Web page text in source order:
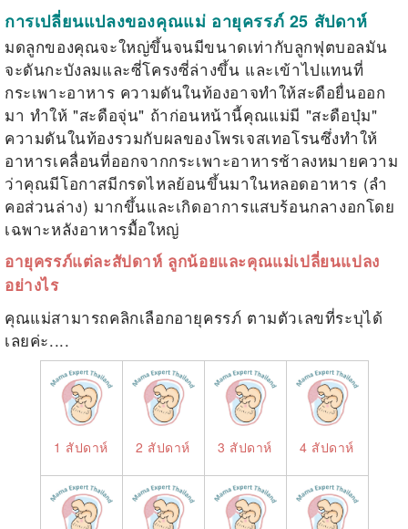
การเปลี่ยนแปลงของคุณแม่ อายุครรภ์ 25 สัปดาห์
มดลูกของคุณจะใหญ่ขึ้นจนมีขนาดเท่ากับลูกฟุตบอลมัน
จะดันกะบังลมและซี่โครงซี่ล่างขึ้น และเข้าไปแทนที่
กระเพาะอาหาร ความดันในท้องอาจทำให้สะดือยื่นออก
มา ทำให้ "สะดือจุ่น" ถ้าก่อนหน้านี้คุณแม่มี "สะดือบุ๋ม"
ความดันในท้องรวมกับผลของโพรเจสเทอโรนซึ่งทำให้
อาหารเคลื่อนที่ออกจากกระเพาะอาหารช้าลงหมายความ
ว่าคุณมีโอกาสมีกรดไหลย้อนขึ้นมาในหลอดอาหาร (ลำ
คอส่วนล่าง) มากขึ้นและเกิดอาการแสบร้อนกลางอกโดย
เฉพาะหลังอาหารมื้อใหญ่
อายุครรภ์แต่ละสัปดาห์ ลูกน้อยและคุณแม่เปลี่ยนแปลง
อย่างไร
คุณแม่สามารถคลิกเลือกอายุครรภ์ ตามตัวเลขที่ระบุได้
เลยค่ะ....
1 สัปดาห์ 2 สัปดาห์ 3 สัปดาห์ 4 สัปดาห์